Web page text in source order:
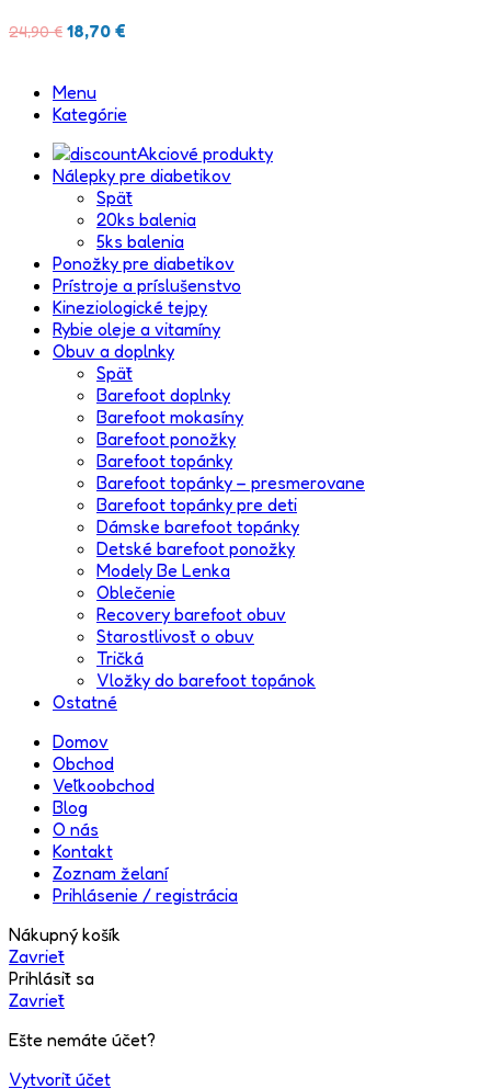
24,90€ Pôvodná
24,90 €.
18,70 €
Menu
Kategórie
Akciové produkty
Nálepky pre diabetikov
Späť
20ks balenia
5ks balenia
Ponožky pre diabetikov
Prístroje a príslušenstvo
Kineziologické tejpy
Rybie oleje a vitamíny
Obuv a doplnky
Späť
Barefoot doplnky
Barefoot mokasíny
Barefoot ponožky
Barefoot topánky
Barefoot topánky – presmerovane
Barefoot topánky pre deti
Dámske barefoot topánky
Detské barefoot ponožky
Modely Be Lenka
Oblečenie
Recovery barefoot obuv
Starostlivosť o obuv
Tričká
Vložky do barefoot topánok
Ostatné
Domov
Obchod
Veľkoobchod
Blog
O nás
Kontakt
Zoznam želaní
Prihlásenie / registrácia
Nákupný košík
Zavrieť
Prihlásiť sa
Zavrieť
Ešte nemáte účet?
Vytvoriť účet